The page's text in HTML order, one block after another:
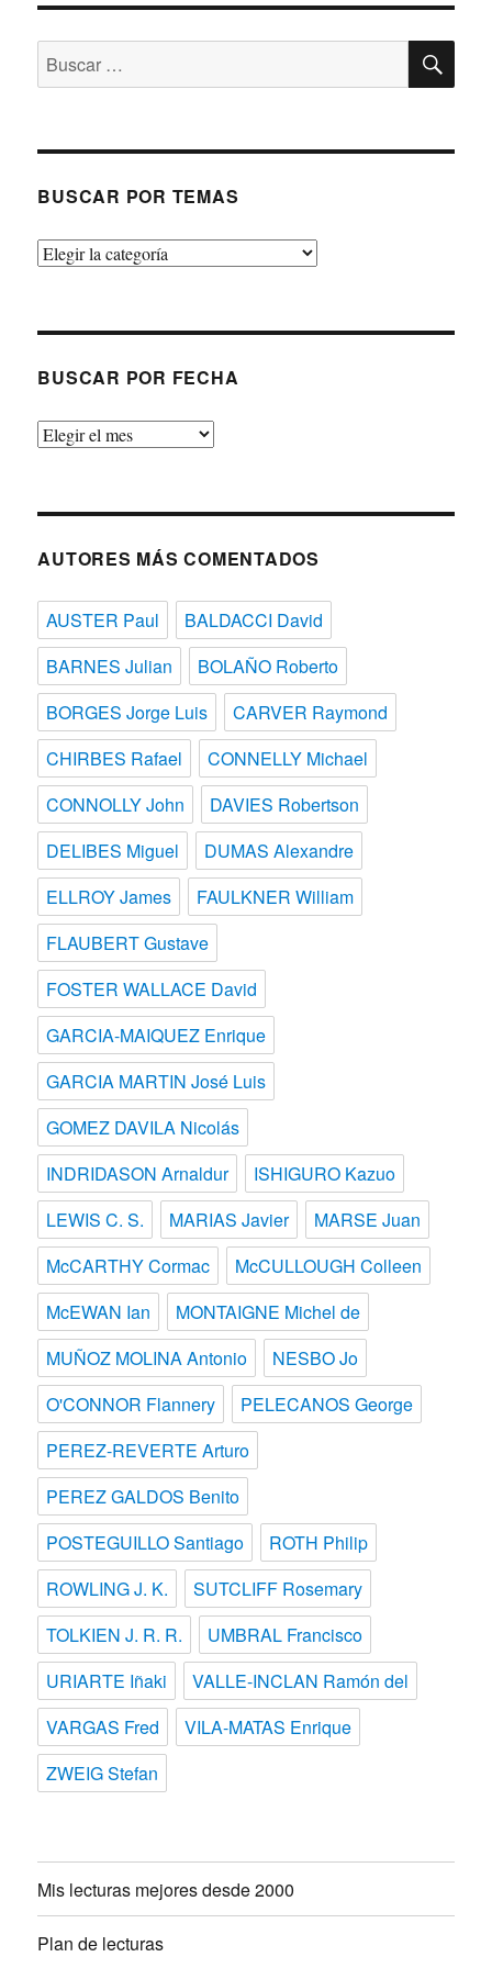
Buscar
por:
BUSCAR POR TEMAS
Buscar
BUSCAR POR FECHA
Buscar
AUTORES MÁS COMENTADOS
AUSTER Paul
BALDACCI David
BARNES Julian
BOLAÑO Roberto
BORGES Jorge Luis
CARVER Raymond
CHIRBES Rafael
CONNELLY Michael
CONNOLLY John
DAVIES Robertson
DELIBES Miguel
DUMAS Alexandre
ELLROY James
FAULKNER William
FLAUBERT Gustave
FOSTER WALLACE David
GARCIA-MAIQUEZ Enrique
GARCIA MARTIN José Luis
GOMEZ DAVILA Nicolás
INDRIDASON Arnaldur
ISHIGURO Kazuo
LEWIS C. S.
MARIAS Javier
MARSE Juan
McCARTHY Cormac
McCULLOUGH Colleen
McEWAN Ian
MONTAIGNE Michel de
MUÑOZ MOLINA Antonio
NESBO Jo
O'CONNOR Flannery
PELECANOS George
PEREZ-REVERTE Arturo
PEREZ GALDOS Benito
POSTEGUILLO Santiago
ROTH Philip
ROWLING J. K.
SUTCLIFF Rosemary
TOLKIEN J. R. R.
UMBRAL Francisco
URIARTE Iñaki
VALLE-INCLAN Ramón del
VARGAS Fred
VILA-MATAS Enrique
ZWEIG Stefan
Mis lecturas mejores desde 2000
Plan de lecturas